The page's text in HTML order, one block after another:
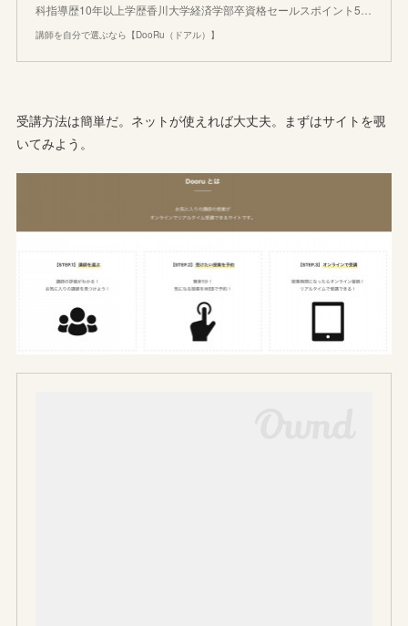
科指導歴10年以上学歴香川大学経済学部卒資格セールスポイント5…
講師を自分で選ぶなら【DooRu（ドアル）】
受講方法は簡単だ。ネットが使えれば大丈夫。まずはサイトを覗
いてみよう。